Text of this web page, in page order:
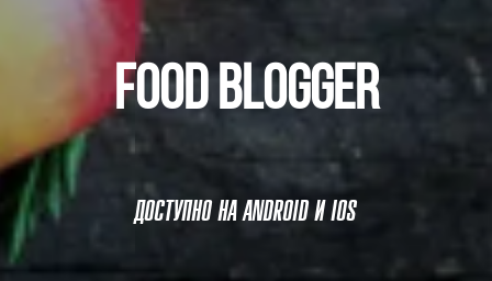
FOOD BLOGGER
ДОСТУПНО НА ANDROID И IOS